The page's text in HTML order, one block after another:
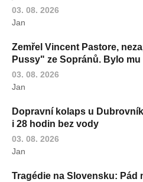
03. 08. 2026
Jan
Zemřel Vincent Pastore,
Pussy" ze Sopránů. Bylo mu
03. 08. 2026
Jan
Dopravní kolaps u
i 28 hodin bez vody
03. 08. 2026
Jan
Tragédie na Slovensku: Pád